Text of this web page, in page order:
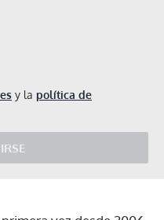
y la política de